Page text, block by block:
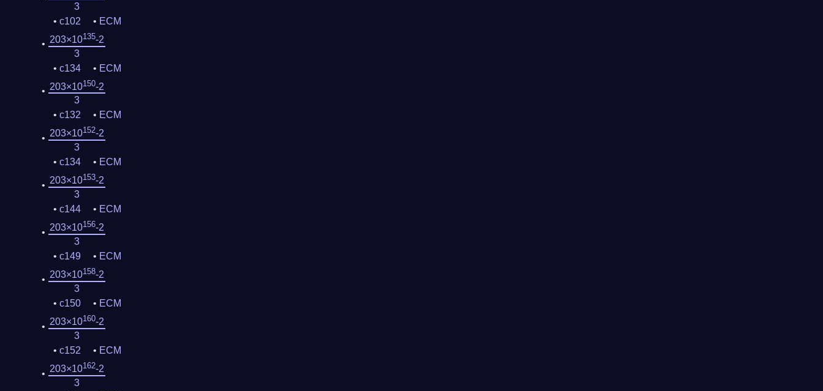
3
c102
ECM
203×10135-2
3
c134
ECM
203×10150-2
3
c132
ECM
203×10152-2
3
c134
ECM
203×10153-2
3
c144
ECM
203×10156-2
3
c149
ECM
203×10158-2
3
c150
ECM
203×10160-2
3
c152
ECM
203×10162-2
3